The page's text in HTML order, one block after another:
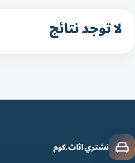
لا توجد نتائج
نشتري اثاث.كوم